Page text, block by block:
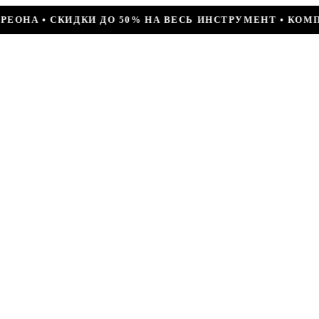
ВЕСЬ ИНСТРУМЕНТ • КОМПРЕССОР JIAXIPERA